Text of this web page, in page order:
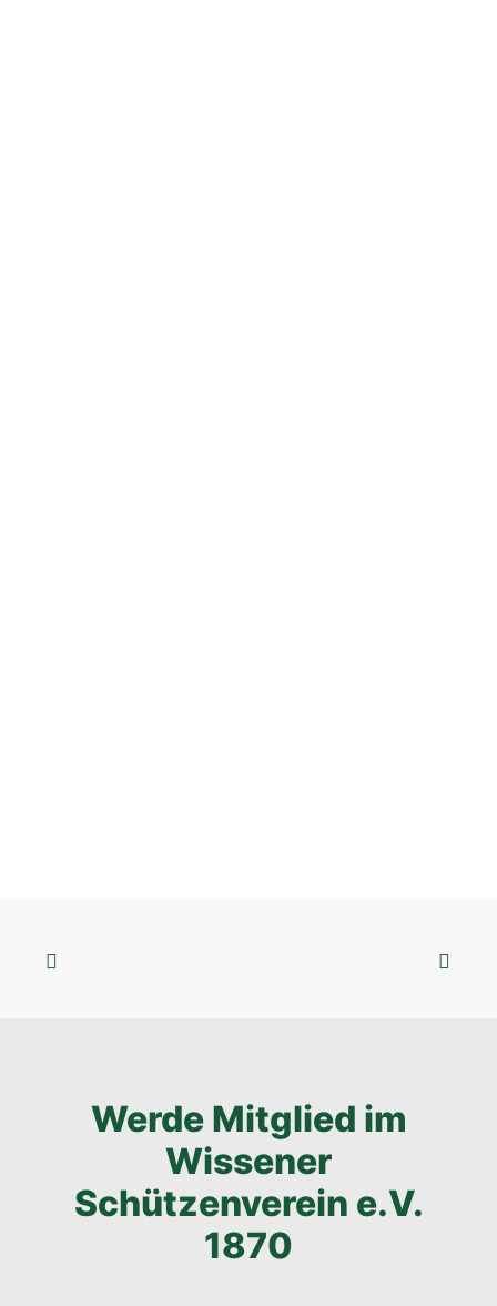
Werde Mitglied im
Wissener
Schützenverein e.V.
1870